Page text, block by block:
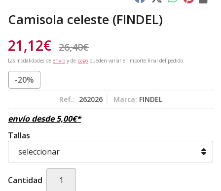
Camisola celeste (FINDEL)
21,12€ 26,40€
Las modalidades de envío y de pago pueden variar el importe final del pedido.
-20%
Ref.: 262026 Marca: FINDEL
envío desde5,00€*
Tallas
Cantidad